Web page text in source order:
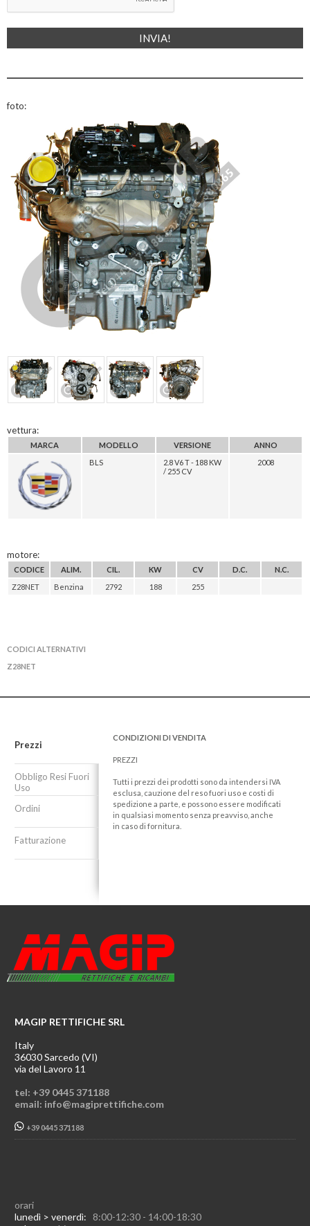
foto:
vettura:
MARCA MODELLO VERSIONE
ANNO
BLS
2.8 V6 T - 188 KW
/ 255 CV
2008
motore:
CODICE ALIM. CIL. KW CV D.C.
N.C.
Z28NET
Benzina 2792 188 255
CODICI ALTERNATIVI
Z28NET
Prezzi
Obbligo Resi Fuori
Uso
Ordini
Fatturazione
CONDIZIONI DI VENDITA
PREZZI
Tutti i prezzi dei prodotti sono da intendersi IVA
esclusa, cauzione del reso fuori uso e costi di
spedizione a parte, e possono essere modificati
in qualsiasi momento senza preavviso, anche
in caso di fornitura.
MAGIP RETTIFICHE SRL
Italy
36030 Sarcedo (VI)
via del Lavoro 11
tel: +39 0445 371188
email: info@magiprettifiche.com
+39 0445 371188
orari
lunedì > venerdì: 8:00-12:30 - 14:00-18:30